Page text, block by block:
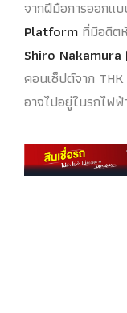
จากฝีมือการออกแ
Platform ที่มีอดีต
Shiro Nakamura
คอนเซ็ปต์จาก
อาจไปอยู่ในรถไฟ